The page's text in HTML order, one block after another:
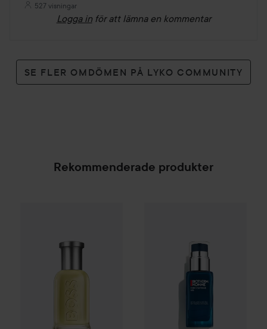
527 visningar
Logga in för att lämna en kommentar
SE FLER OMDÖMEN PÅ LYKO COMMUNITY
Rekommenderade produkter